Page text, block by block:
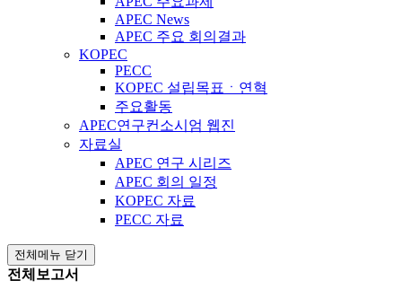
APEC News
APEC 주요 회의결과
KOPEC
PECC
KOPEC 설립목표ㆍ연혁
주요활동
APEC연구컨소시엄 웹진
자료실
APEC 연구 시리즈
APEC 회의 일정
KOPEC 자료
PECC 자료
전체메뉴 닫기
전체보고서